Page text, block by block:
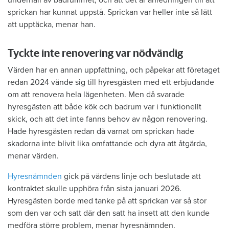
sprickan har kunnat uppstå. Sprickan var heller inte så lätt
att upptäcka, menar han.
Tyckte inte renovering var nödvändig
Värden har en annan uppfattning, och påpekar att företaget
redan 2024 vände sig till hyresgästen med ett erbjudande
om att renovera hela lägenheten. Men då svarade
hyresgästen att både kök och badrum var i funktionellt
skick, och att det inte fanns behov av någon renovering.
Hade hyresgästen redan då varnat om sprickan hade
skadorna inte blivit lika omfattande och dyra att åtgärda,
menar värden.
Hyresnämnden gick på värdens linje och beslutade att
kontraktet skulle upphöra från sista januari 2026.
Hyresgästen borde med tanke på att sprickan var så stor
som den var och satt där den satt ha insett att den kunde
medföra större problem, menar hyresnämnden.